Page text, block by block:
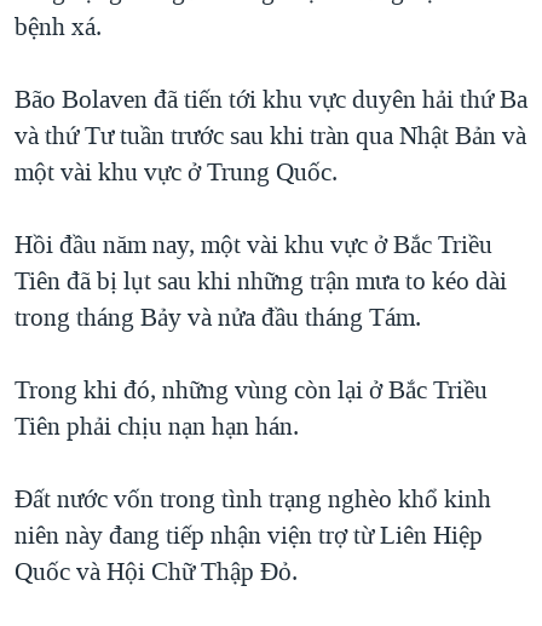
bệnh xá.
Bão Bolaven đã tiến tới khu vực duyên hải thứ Ba
và thứ Tư tuần trước sau khi tràn qua Nhật Bản và
một vài khu vực ở Trung Quốc.
Hồi đầu năm nay, một vài khu vực ở Bắc Triều
Tiên đã bị lụt sau khi những trận mưa to kéo dài
trong tháng Bảy và nửa đầu tháng Tám.
Trong khi đó, những vùng còn lại ở Bắc Triều
Tiên phải chịu nạn hạn hán.
Đất nước vốn trong tình trạng nghèo khổ kinh
niên này đang tiếp nhận viện trợ từ Liên Hiệp
Quốc và Hội Chữ Thập Đỏ.